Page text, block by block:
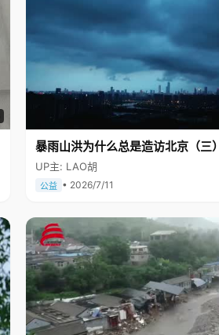
暴雨山洪为什么总是造访北京（三）
UP主: LAO胡
公益 • 2026/7/11